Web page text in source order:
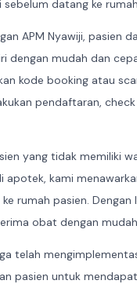
datang ke
APM Nyawiji, pasien
dengan mudah dan
kode booking atau
pendaftaran,
yang tidak memiliki
apotek, kami
rumah pasien. Dengan
obat dengan
telah
pasien untuk